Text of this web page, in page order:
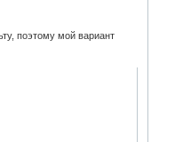
поэтому мой вариант